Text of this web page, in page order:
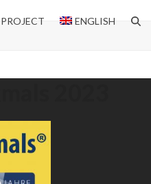
ENGLISH